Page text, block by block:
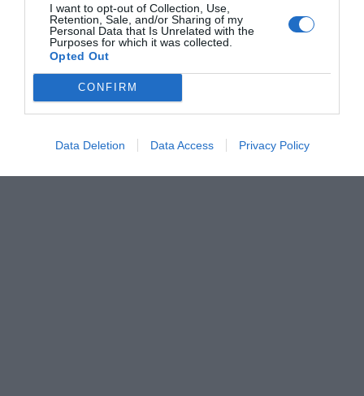
I want to opt-out of Collection, Use,
Retention, Sale, and/or Sharing of my
Personal Data that Is Unrelated with the
Purposes for which it was collected.
Opted Out
CONFIRM
Data Deletion Data Access Privacy Policy